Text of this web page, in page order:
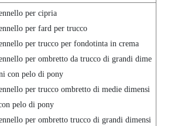
per cipria
per fard per trucco
per trucco per fondotinta in crema
per ombretto da trucco di grandi dime
con pelo di pony
per trucco ombretto di medie dimensi
pelo di pony
per ombretto trucco di grandi dimensi